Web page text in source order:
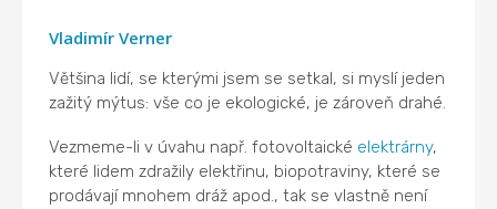
Vladimír Verner
Většina lidí, se kterými jsem se setkal, si myslí jeden
zažitý mýtus: vše co je ekologické, je zároveň drahé.
Vezmeme-li v úvahu např. fotovoltaické elektrárny,
které lidem zdražily elektřinu, biopotraviny, které se
prodávají mnohem dráž apod., tak se vlastně není